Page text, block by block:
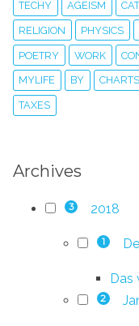
TECHY AGEISM
RELIGION PHYSICS
POETRY WORK
MYLIFE BY CHARTS
TAXES
Archives
3 2018
1
Das
2